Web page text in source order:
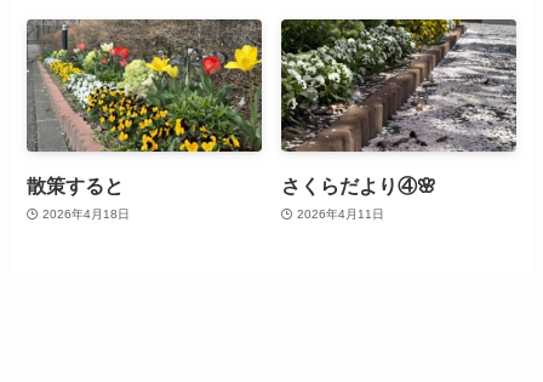
散策すると
2026年4月18日
さくらだより④🌸
2026年4月11日